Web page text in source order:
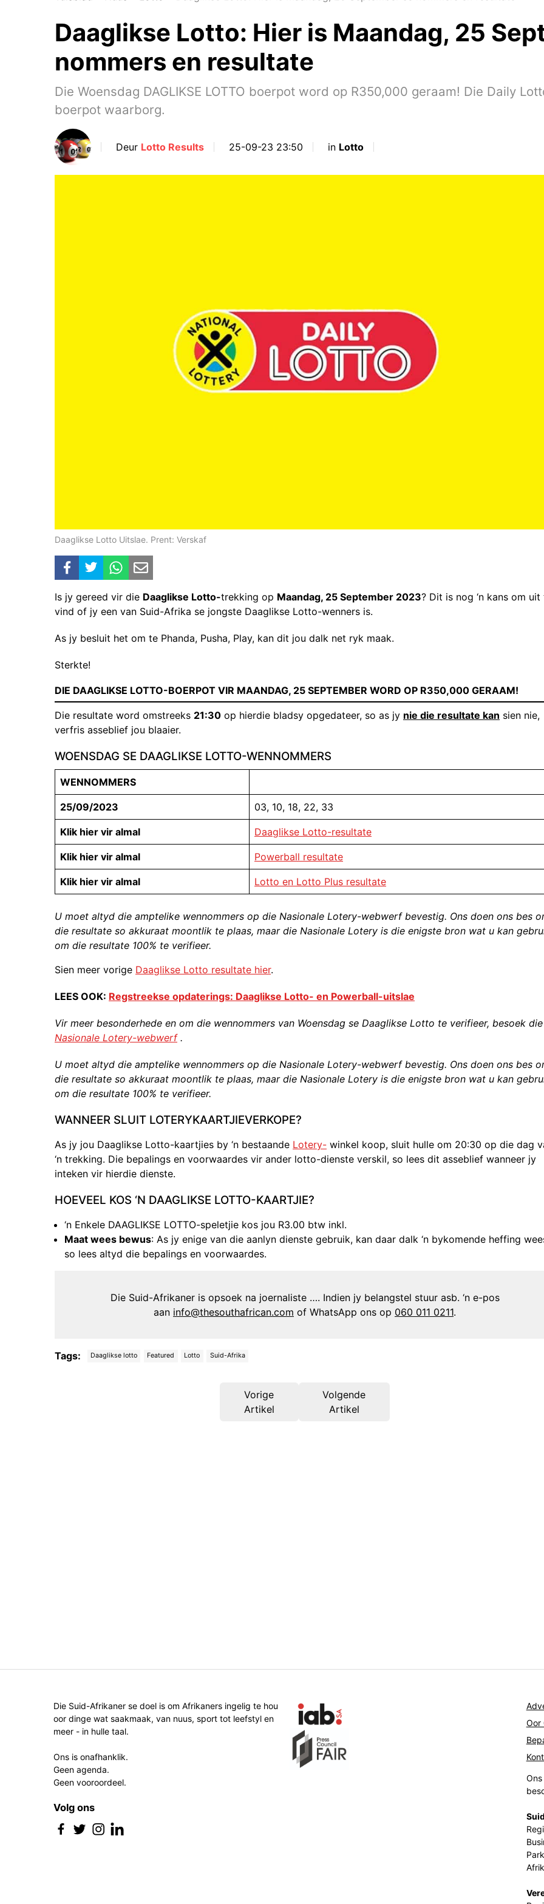
Daaglikse Lotto: Hier is Maandag, 25
nommers en resultate
Die Woensdag DAGLIKSE LOTTO boerpot word op R350,000 geraam! Die Daily
boerpot waarborg.
Deur Lotto Results 25-09-23 23:50 in Lotto
Daaglikse Lotto Uitslae. Prent: Verskaf
Is jy gereed vir die Daaglikse Lotto-trekking op Maandag, 25 September 2023? Dit is nog ‘n kans om uit
vind of jy een van Suid-Afrika se jongste Daaglikse Lotto-wenners is.
As jy besluit het om te Phanda, Pusha, Play, kan dit jou dalk net ryk maak.
Sterkte!
DIE DAAGLIKSE LOTTO-BOERPOT VIR MAANDAG, 25 SEPTEMBER WORD OP R350,000 GERAAM!
Die resultate word omstreeks 21:30 op hierdie bladsy opgedateer, so as jy nie die resultate kan sien nie,
verfris asseblief jou blaaier.
WOENSDAG SE DAAGLIKSE LOTTO-WENNOMMERS
WENNOMMERS
25/09/2023 03, 10, 18, 22, 33
Klik hier vir almal Daaglikse Lotto-resultate
Klik hier vir almal Powerball resultate
Klik hier vir almal Lotto en Lotto Plus resultate
U moet altyd die amptelike wennommers op die Nasionale Lotery-webwerf bevestig. Ons doen ons bes
die resultate so akkuraat moontlik te plaas, maar die Nasionale Lotery is die enigste bron wat u kan
om die resultate 100% te verifieer.
Sien meer vorige Daaglikse Lotto resultate hier.
LEES OOK: Regstreekse opdaterings: Daaglikse Lotto- en Powerball-uitslae
Vir meer besonderhede en om die wennommers van Woensdag se Daaglikse Lotto te verifieer, besoek die
Nasionale Lotery-webwerf.
U moet altyd die amptelike wennommers op die Nasionale Lotery-webwerf bevestig. Ons doen ons bes
die resultate so akkuraat moontlik te plaas, maar die Nasionale Lotery is die enigste bron wat u kan
om die resultate 100% te verifieer.
WANNEER SLUIT LOTERYKAARTJIEVERKOPE?
As jy jou Daaglikse Lotto-kaartjies by ‘n bestaande Lotery- winkel koop, sluit hulle om 20:30 op die dag
‘n trekking. Die bepalings en voorwaardes vir ander lotto-dienste verskil, so lees dit asseblief wanneer jy
inteken vir hierdie dienste.
HOEVEEL KOS ‘N DAAGLIKSE LOTTO-KAARTJIE?
‘n Enkele DAAGLIKSE LOTTO-speletjie kos jou R3.00 btw inkl.
Maat wees bewus: As jy enige van die aanlyn dienste gebruik, kan daar dalk ‘n bykomende heffing
so lees altyd die bepalings en voorwaardes.
Die Suid-Afrikaner is opsoek na joernaliste …. Indien jy belangstel stuur asb. ‘n e-pos
aan info@thesouthafrican.com of WhatsApp ons op 060 011 0211.
Tags: Daaglikse lotto Featured Lotto Suid-Afrika
Volgende
Artikel
Vorige
Artikel
Die Suid-Afrikaner se doel is om Afrikaners ingelig te hou
oor dinge wat saakmaak, van nuus, sport tot leefstyl en
meer - in hulle taal.
Ons is onafhanklik.
Geen agenda.
Geen vooroordeel.
Volg ons
Oor